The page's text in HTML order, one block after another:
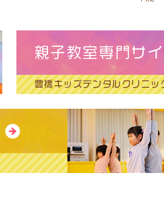
親子教室専門サイ
豊橋キッズデンタルクリニッ